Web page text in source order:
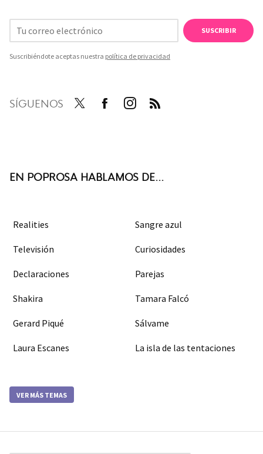
SUSCRIBIR
Suscribiéndote aceptas nuestra política de privacidad
SÍGUENOS
EN POPROSA HABLAMOS DE...
Realities Sangre azul
Televisión Curiosidades
Declaraciones Parejas
Shakira Tamara Falcó
Gerard Piqué Sálvame
Laura Escanes La isla de las tentaciones
VER MÁS TEMAS